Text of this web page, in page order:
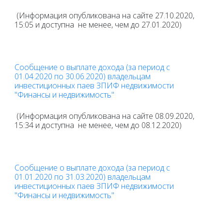
(Информация опубликована на сайте 27.10.2020,
15:05 и доступна не менее, чем до 27.01.2020)
Сообщение о выплате дохода (за период с
01.04.2020 по 30.06.2020) владельцам
инвестиционных паев ЗПИФ недвижимости
"Финансы и недвижимость"
(Информация опубликована на сайте 08.09.2020,
15:34 и доступна не менее, чем до 08.12.2020)
Сообщение о выплате дохода (за период с
01.01.2020 по 31.03.2020) владельцам
инвестиционных паев ЗПИФ недвижимости
"Финансы и недвижимость"